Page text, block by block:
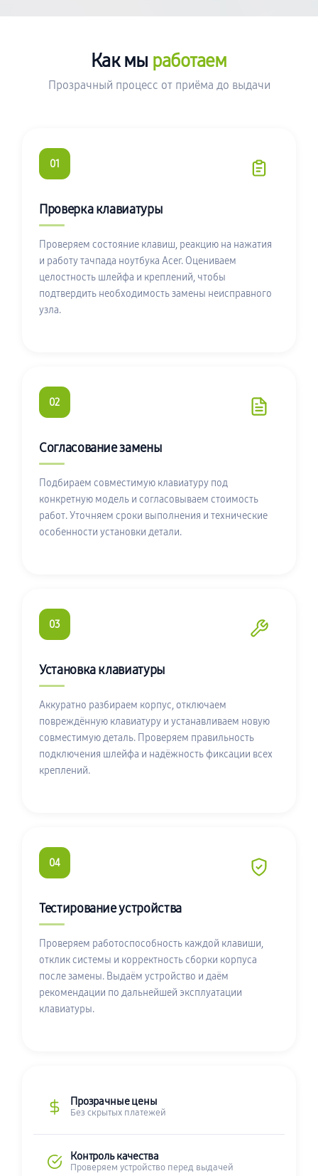
Как мы работаем
Прозрачный процесс от приёма до выдачи
01
Проверка клавиатуры
Проверяем состояние клавиш, реакцию на нажатия
и работу тачпада ноутбука Acer. Оцениваем
целостность шлейфа и креплений, чтобы
подтвердить необходимость замены неисправного
узла.
02
Согласование замены
Подбираем совместимую клавиатуру под
конкретную модель и согласовываем стоимость
работ. Уточняем сроки выполнения и технические
особенности установки детали.
03
Установка клавиатуры
Аккуратно разбираем корпус, отключаем
повреждённую клавиатуру и устанавливаем новую
совместимую деталь. Проверяем правильность
подключения шлейфа и надёжность фиксации всех
креплений.
04
Тестирование устройства
Проверяем работоспособность каждой клавиши,
отклик системы и корректность сборки корпуса
после замены. Выдаём устройство и даём
рекомендации по дальнейшей эксплуатации
клавиатуры.
Прозрачные цены
Без скрытых платежей
Контроль качества
Проверяем устройство перед выдачей